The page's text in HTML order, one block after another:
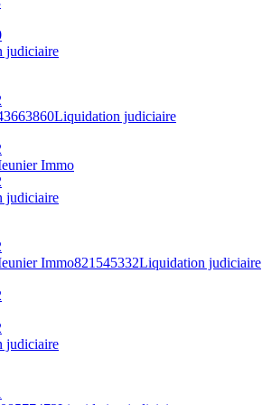
judiciaire
Liquidation judiciaire
Immo
judiciaire
Immo821545332Liquidation judiciaire
judiciaire